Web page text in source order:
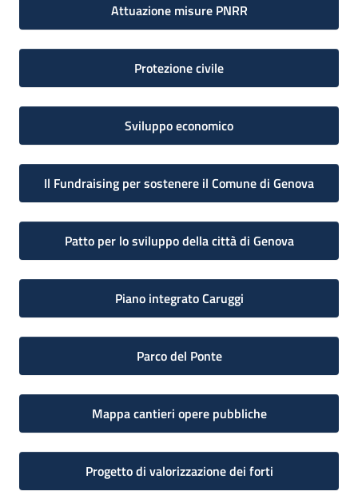
Attuazione misure PNRR
Protezione civile
Sviluppo economico
Il Fundraising per sostenere il Comune di Genova
Patto per lo sviluppo della città di Genova
Piano integrato Caruggi
Parco del Ponte
Mappa cantieri opere pubbliche
Progetto di valorizzazione dei forti